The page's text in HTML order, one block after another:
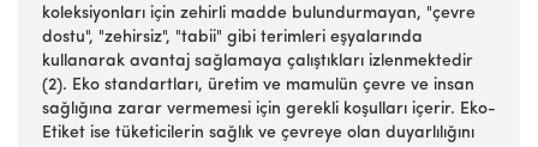
koleksiyonları için zehirli madde bulundurmayan, "çevre
dostu", "zehirsiz", "tabii" gibi terimleri eşyalarında
kullanarak avantaj sağlamaya çalıştıkları izlenmektedir
(2). Eko standartları, üretim ve mamulün çevre ve insan
sağlığına zarar vermemesi için gerekli koşulları içerir. Eko-
Etiket ise tüketicilerin sağlık ve çevreye olan duyarlılığını